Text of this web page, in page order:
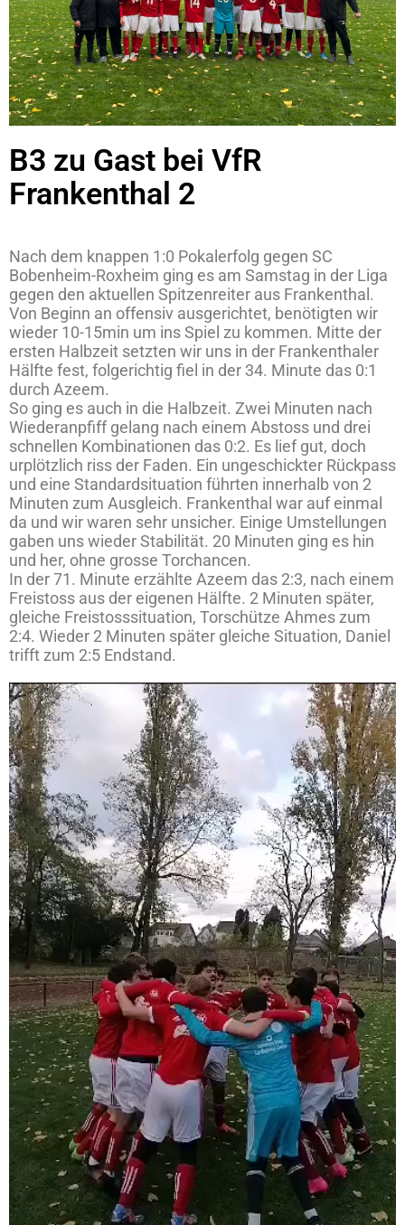
B3 zu Gast bei VfR
Frankenthal 2
Nach dem knappen 1:0 Pokalerfolg gegen SC
Bobenheim-Roxheim ging es am Samstag in der Liga
gegen den aktuellen Spitzenreiter aus Frankenthal.
Von Beginn an offensiv ausgerichtet, benötigten wir
wieder 10-15min um ins Spiel zu kommen. Mitte der
ersten Halbzeit setzten wir uns in der Frankenthaler
Hälfte fest, folgerichtig fiel in der 34. Minute das 0:1
durch Azeem.
So ging es auch in die Halbzeit. Zwei Minuten nach
Wiederanpfiff gelang nach einem Abstoss und drei
schnellen Kombinationen das 0:2. Es lief gut, doch
urplötzlich riss der Faden. Ein ungeschickter Rückpass
und eine Standardsituation führten innerhalb von 2
Minuten zum Ausgleich. Frankenthal war auf einmal
da und wir waren sehr unsicher. Einige Umstellungen
gaben uns wieder Stabilität. 20 Minuten ging es hin
und her, ohne grosse Torchancen.
In der 71. Minute erzählte Azeem das 2:3, nach einem
Freistoss aus der eigenen Hälfte. 2 Minuten später,
gleiche Freistosssituation, Torschütze Ahmes zum
2:4. Wieder 2 Minuten später gleiche Situation, Daniel
trifft zum 2:5 Endstand.